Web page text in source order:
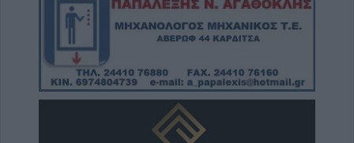
6 Αυγούστου 2026, 19:15
Άνω Λιόσια: Συνελήφθησαν δύο άνδρες για
τον θάνατο 72χρονου που βρέθηκε σε
αυτοκίνητο
6 Αυγούστου 2026, 17:50
Την Παρασκευή 7 Αυγούστου η κηδεία του
Αθανάσιου Ταξιάρχη